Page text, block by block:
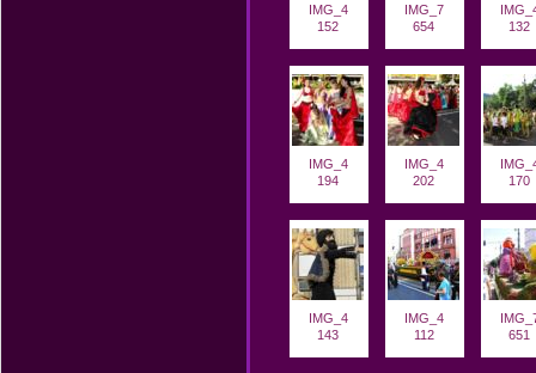
IMG_4
152
IMG_7
654
132
IMG_4
194
IMG_4
202
170
IMG_4
143
IMG_4
112
651